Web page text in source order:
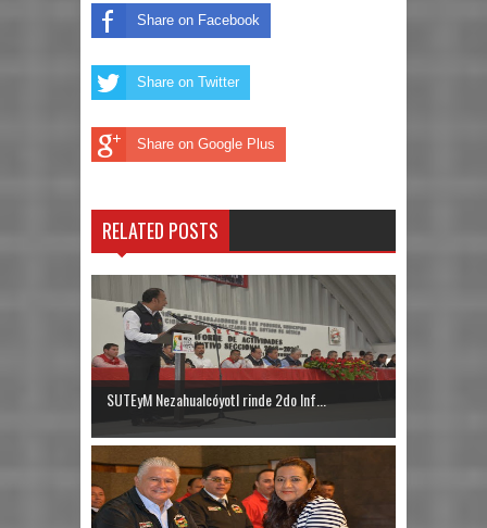
Share on Facebook
Share on Twitter
Share on Google Plus
RELATED POSTS
SUTEyM Nezahualcóyotl rinde 2do Inf...